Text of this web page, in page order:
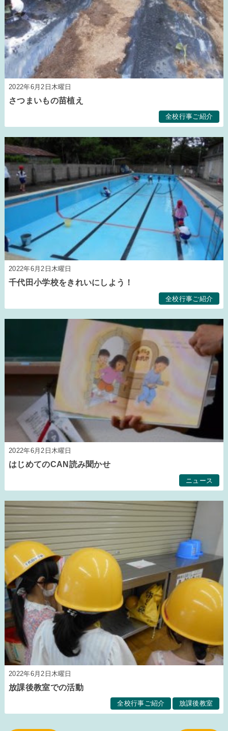
2022年6月2日木曜日
さつまいもの苗植え
全校行事ご紹介
2022年6月2日木曜日
千代田小学校をきれいにしよう！
全校行事ご紹介
2022年6月2日木曜日
はじめてのCAN読み聞かせ
ニュース
2022年6月2日木曜日
放課後教室での活動
全校行事ご紹介 放課後教室